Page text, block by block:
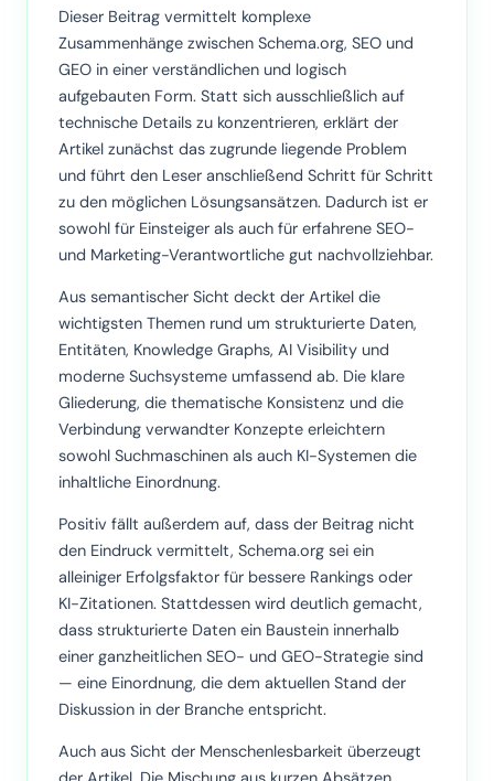
Dieser Beitrag vermittelt komplexe
Zusammenhänge zwischen Schema.org, SEO und
GEO in einer verständlichen und logisch
aufgebauten Form. Statt sich ausschließlich auf
technische Details zu konzentrieren, erklärt der
Artikel zunächst das zugrunde liegende Problem
und führt den Leser anschließend Schritt für Schritt
zu den möglichen Lösungsansätzen. Dadurch ist er
sowohl für Einsteiger als auch für erfahrene SEO-
und Marketing-Verantwortliche gut nachvollziehbar.
Aus semantischer Sicht deckt der Artikel die
wichtigsten Themen rund um strukturierte Daten,
Entitäten, Knowledge Graphs, AI Visibility und
moderne Suchsysteme umfassend ab. Die klare
Gliederung, die thematische Konsistenz und die
Verbindung verwandter Konzepte erleichtern
sowohl Suchmaschinen als auch KI-Systemen die
inhaltliche Einordnung.
Positiv fällt außerdem auf, dass der Beitrag nicht
den Eindruck vermittelt, Schema.org sei ein
alleiniger Erfolgsfaktor für bessere Rankings oder
KI-Zitationen. Stattdessen wird deutlich gemacht,
dass strukturierte Daten ein Baustein innerhalb
einer ganzheitlichen SEO- und GEO-Strategie sind
— eine Einordnung, die dem aktuellen Stand der
Diskussion in der Branche entspricht.
Auch aus Sicht der Menschenlesbarkeit überzeugt